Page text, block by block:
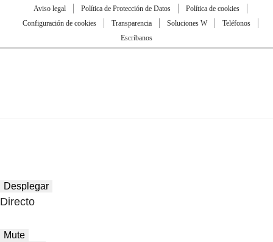
Aviso legal Política de Protección de Datos
Política de cookies
Configuración de cookies
Transparencia Soluciones W
Teléfonos
Escríbanos
Desplegar
Directo
Mute